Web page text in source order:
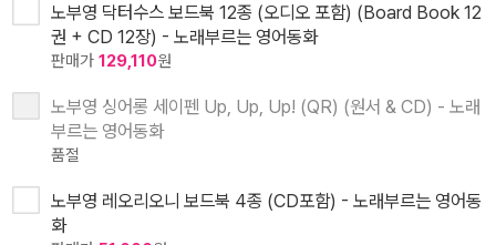
노부영 닥터수스 보드북 12종 (오디오 포함) (Board Book 12
권 + CD 12장) - 노래부르는 영어동화
판매가 129,110원
노부영 싱어롱 세이펜 Up, Up, Up! (QR) (원서 & CD) - 노래
부르는 영어동화
품절
노부영 레오리오니 보드북 4종 (CD포함) - 노래부르는 영어동
화